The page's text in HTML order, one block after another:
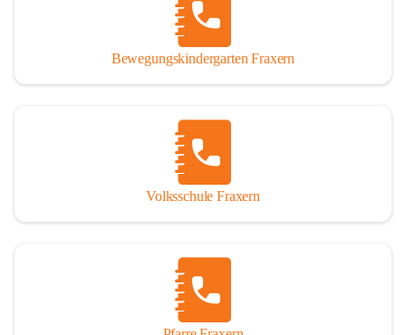
Bewegungskindergarten Fraxern
Volksschule Fraxern